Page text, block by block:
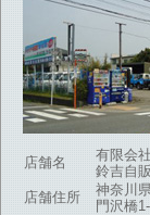
店舗名
有限会社
鈴吉自販
店舗住所
神奈川
門沢橋